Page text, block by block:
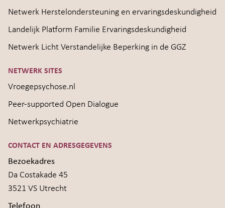
Netwerk Herstelondersteuning en ervaringsdeskundigheid
Landelijk Platform Familie Ervaringsdeskundigheid
Netwerk Licht Verstandelijke Beperking in de GGZ
NETWERK SITES
Vroegepsychose.nl
Peer-supported Open Dialogue
Netwerkpsychiatrie
CONTACT EN ADRESGEGEVENS
Bezoekadres
Da Costakade 45
3521 VS Utrecht